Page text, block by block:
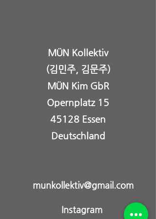
MÜN Kollektiv
(김민주, 김문주)
MÜN Kim GbR
Opernplatz 15
45128 Essen
Deutschland
munkollektiv@gmail.com
Instagram